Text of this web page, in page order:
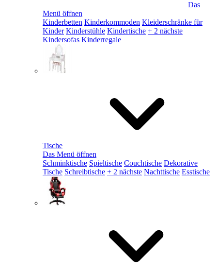
Das
Menü öffnen
Kinderbetten Kinderkommoden Kleiderschränke für
Kinder Kinderstühle Kindertische + 2 nächste
Kindersofas Kinderregale
Tische
Das Menü öffnen
Schminktische Spieltische Couchtische Dekorative
Tische Schreibtische + 2 nächste Nachttische Esstische